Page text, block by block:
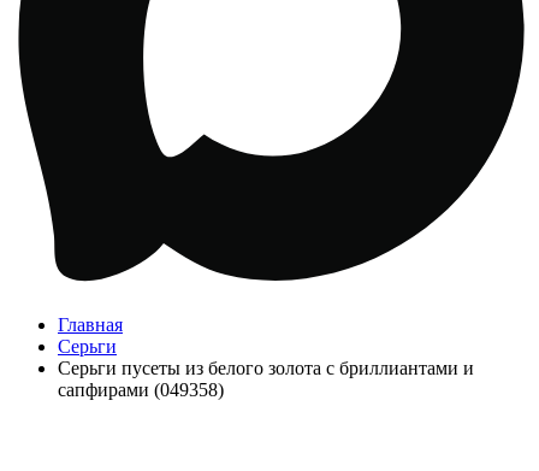
Главная
Серьги
Серьги пусеты из белого золота с бриллиантами и
сапфирами (049358)